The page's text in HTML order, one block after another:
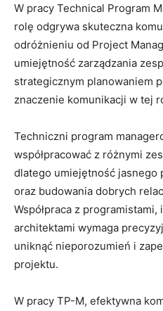
W pracy Technical⁤ Program
rolę odgrywa skuteczna⁤
odróżnieniu od Project
umiejętność zarządzania
strategicznym planowaniem
znaczenie komunikacji w tej
Techniczni program
współpracować​ z różnymi
dlatego umiejętność jasnego⁢
oraz budowania dobrych
Współpraca ⁣z
architektami wymaga
uniknąć‍ nieporozumień i
projektu.
W pracy TP-M, efektywna